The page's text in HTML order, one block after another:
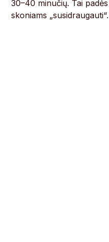
30–40 minučių. Tai
skoniams „susidraugauti“.